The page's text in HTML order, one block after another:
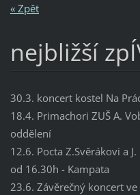
« Zpět
nejbližší
30.3. koncert kostel Na
18.4. Primachori ZUŠ A.
oddělení
12.6. Pocta Z.Svěrákovi a
od 16.30h - Kampata
23.6. Závěrečný koncert